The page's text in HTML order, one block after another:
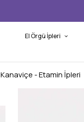
El Örgü İpleri
Kanaviçe - Etamin İpleri